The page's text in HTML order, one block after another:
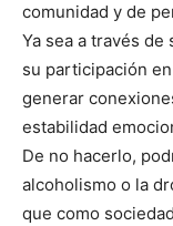
comunidad y de
Ya sea a través de
su participación
generar
estabilidad
De no hacerlo,
alcoholismo o la
que como